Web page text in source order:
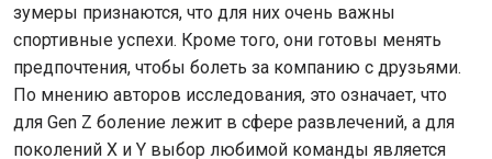
зумеры признаются, что для них очень важны
спортивные успехи. Кроме того, они готовы менять
предпочтения, чтобы болеть за компанию с друзьями.
По мнению авторов исследования, это означает, что
для Gen Z боление лежит в сфере развлечений, а для
поколений Х и Y выбор любимой команды является